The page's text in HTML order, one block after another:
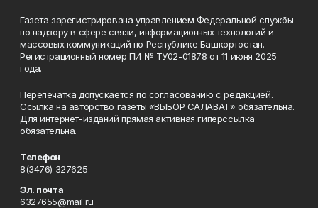
Газета зарегистрирована управлением Федеральной службы
по надзору в сфере связи, информационных технологий и
массовых коммуникаций по Республике Башкортостан.
Регистрационный номер ПИ № ТУ02-01878 от 11 июня 2025
года.
Перепечатка допускается по согласованию с редакцией.
Ссылка на авторство газеты «ВЫБОР САЛАВАТ» обязательна.
Для интернет-изданий прямая активная гиперссылка
обязательна.
Телефон
8(3476) 327625
Эл. почта
6327655@mail.ru